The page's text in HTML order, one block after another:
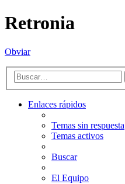
Retronia
Obviar
Enlaces rápidos
Temas sin respuesta
Temas activos
Buscar
El Equipo